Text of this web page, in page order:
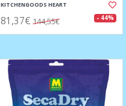
KITCHENGOODS HEART
81,37€ 144,55€ - 44%